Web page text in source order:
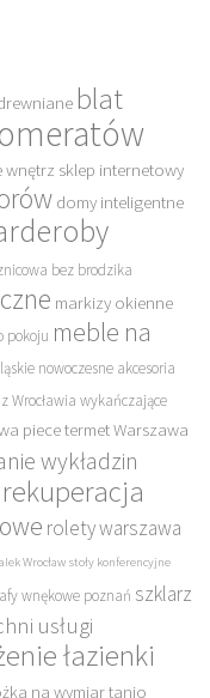
blat
wnętrz sklep internetowy
domy inteligentne
bez brodzika
markizy okienne
pokoju meble na
nowoczesne akcesoria
Wrocławia wykańczające
piece termet Warszawa
wykładzin
rekuperacja
rolety warszawa
Wrocław stoły konferencyjne
wnękowe poznań szklarz
usługi
łazienki
na wymiar tanio